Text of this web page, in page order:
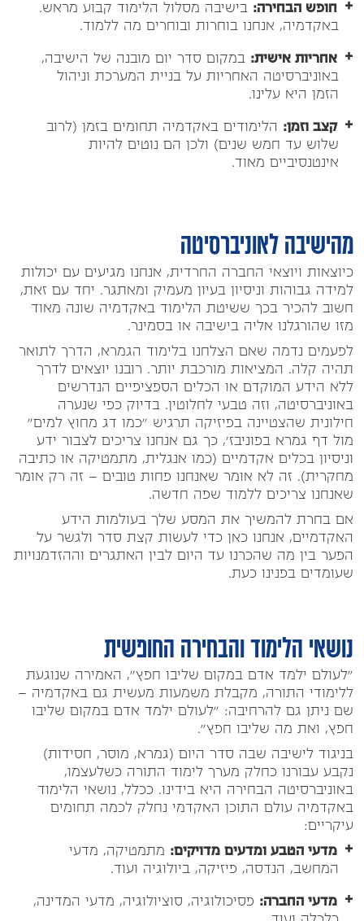
חופש הבחירה: בישיבה מסלול הלימוד קבוע מראש.
באקדמיה, אנחנו בוחרות ובוחרים מה ללמוד.
אחריות אישית: במקום סדר יום מובנה של הישיבה,
באוניברסיטה האחריות על בניית המערכת וניהול
הזמן היא עלינו.
קצב וזמן: הלימודים באקדמיה תחומים בזמן (לרוב
שלוש עד חמש שנים) ולכן הם נוטים להיות
אינטנסיביים מאוד.
מהישיבה לאוניברסיטה
כיוצאות ויוצאי החברה החרדית, אנחנו מגיעים עם יכולות
למידה גבוהות וניסיון בעיון מעמיק ומאתגר. יחד עם זאת,
חשוב להכיר בכך ששיטת הלימוד באקדמיה שונה מאוד
מזו שהורגלנו אליה בישיבה או בסמינר.
לפעמים נדמה שאם הצלחנו בלימוד הגמרא, הדרך לתואר
תהיה קלה. המציאות מורכבת יותר. רובנו יוצאים לדרך
ללא הידע המוקדם או הכלים הספציפיים הנדרשים
באוניברסיטה, וזה טבעי לחלוטין. בדיוק כפי שנערה
חילונית שהצטיינה בפיזיקה תרגיש "כמו דג מחוץ למים"
מול דף גמרא בפוניבז', כך גם אנחנו צריכים לצבור ידע
וניסיון בכלים אקדמיים (כמו אנגלית, מתמטיקה או כתיבה
מחקרית). זה לא אומר שאנחנו פחות טובים – זה רק אומר
שאנחנו צריכים ללמוד שפה חדשה.
אם בחרת להמשיך את המסע שלך בעולמות הידע
האקדמיים, אנחנו כאן כדי לעשות קצת סדר ולגשר על
הפער בין מה שהכרנו עד היום לבין האתגרים וההזדמנויות
שעומדים בפנינו כעת.
נושאי הלימוד והבחירה החופשית
"לעולם ילמד אדם במקום שליבו חפץ", האמירה שנוגעת
ללימודי התורה, מקבלת משמעות מעשית גם באקדמיה –
שם ניתן גם להרחיבה: "לעולם ילמד אדם במקום שליבו
חפץ, ואת מה שליבו חפץ".
בניגוד לישיבה שבה סדר היום (גמרא, מוסר, חסידות)
נקבע עבורנו כחלק מערך לימוד התורה כשלעצמו,
באוניברסיטה הבחירה היא בידינו. ככלל, נושאי הלימוד
באקדמיה עולם התוכן האקדמי נחלק לכמה תחומים
עיקריים:
מדעי הטבע ומדעים מדויקים: מתמטיקה, מדעי
המחשב, הנדסה, פיזיקה, ביולוגיה ועוד.
מדעי החברה: פסיכולוגיה, סוציולוגיה, מדעי המדינה,